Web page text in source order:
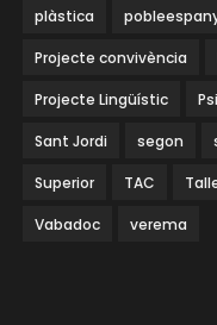
plàstica
Projecte convivència
Projecte Lingüístic
Sant Jordi segon
Superior TAC
Vabadoc verema